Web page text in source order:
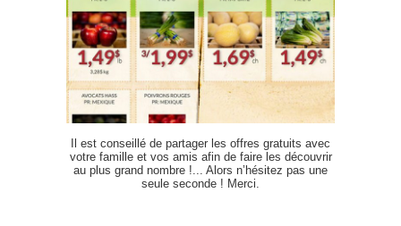
Il est conseillé de partager les offres gratuits avec
votre famille et vos amis afin de faire les découvrir
au plus grand nombre !... Alors n’hésitez pas une
seule seconde ! Merci.